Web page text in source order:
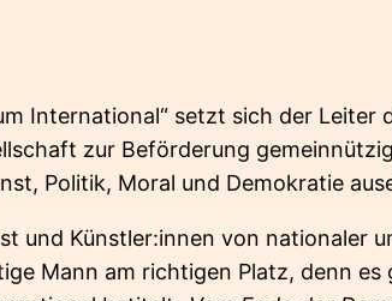
International“ setzt sich der Leiter
zur Beförderung
Politik, Moral und Demokratie
und Künstler:innen von nationaler
Mann am richtigen Platz, denn es